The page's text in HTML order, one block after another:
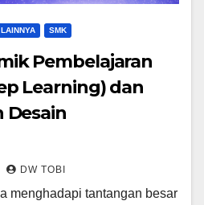
LAINNYA SMK
Pembelajaran
Learning) dan
Desain
DW TOBI
menghadapi tantangan besar